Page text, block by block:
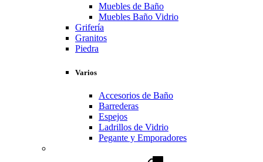
Muebles de Baño
Muebles Baño Vidrio
Grifería
Granitos
Piedra
Varios
Accesorios de Baño
Barrederas
Espejos
Ladrillos de Vidrio
Pegante y Emporadores